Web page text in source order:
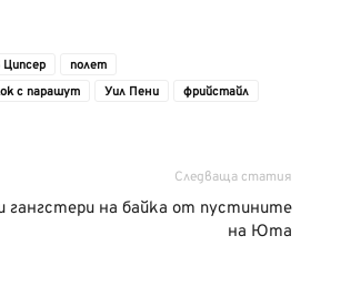
Ципсер
полет
с парашут Уил Пени
фрийстайл
Следваща статия
гангстери на байка от пустините
на Юта